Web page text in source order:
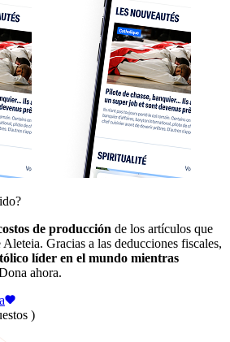
de producción de los artículos que
Gracias a las deducciones fiscales,
líder en el mundo mientras
ahora.
)